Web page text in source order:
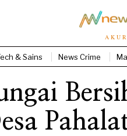
& Sains News Crime